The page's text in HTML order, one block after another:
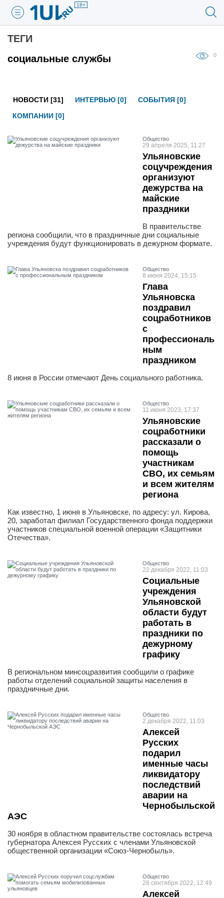
18+
ТЕГИ
социальные службы
0
НОВОСТИ [31] ИНТЕРВЬЮ [0]
СОБЫТИЯ [0]
КОМПАНИИ [0]
Общество
29 апреля 2025, 11:27
Ульяновские
соцучреждения
организуют
дежурства на
майские
праздники
В правительстве
региона сообщили, что в праздничные дни социальные
учреждения будут функционировать в дежурном формате.
Общество
8 июня 2024, 15:15
Глава
Ульяновска
поздравил
соцработников
с
профессиональ
ным
праздником
8 июня в России отмечают День социального работника.
Общество
11 июня 2023, 17:37
Ульяновские
соцработники
рассказали о
помощь
участникам
СВО, их семьям
и всем жителям
региона
Как известно, 1 июня в Ульяновске, по адресу: ул. Кирова,
20, заработал филиал Государственного фонда поддержки
участников специальной военной операции «Защитники
Отечества».
Общество
22 декабря 2022, 11:03
Социальные
учреждения
Ульяновской
области будут
работать в
праздники по
дежурному
графику
В региональном минсоцразвития сообщили о графике
работы отделений социальной защиты населения в
праздничные дни.
Общество
2 декабря 2022, 11:03
Алексей
Русских
подарил
именные часы
ликвидатору
последствий
аварии на
Чернобыльской
АЭС
30 ноября в областном правительстве состоялась встреча
губернатора Алексея Русских с членами Ульяновской
общественной организации «Союз-Чернобыль».
Общество
28 сентября 2022, 12:49
Алексей